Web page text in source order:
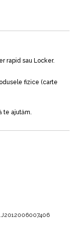
rapid sau Locker.
fizice (carte
te ajutăm.